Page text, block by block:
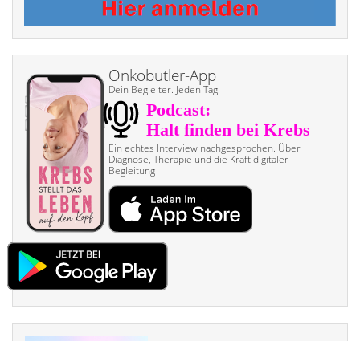
Onkobutler-App
Dein Begleiter. Jeden Tag.
Ein echtes Interview nach­gesprochen. Über
Diagnose, Therapie und die Kraft digitaler
Begleitung